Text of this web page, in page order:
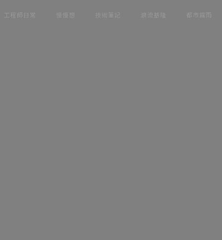
工程師日常 慢慢想 技術筆記 浪流基隆 都市霧雨